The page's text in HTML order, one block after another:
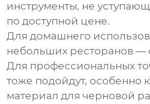
инструменты, не
по доступной цене.
Для домашнего
небольших ресторанов —
Для профессиональных
тоже подойдут, особенно
материал для черновой